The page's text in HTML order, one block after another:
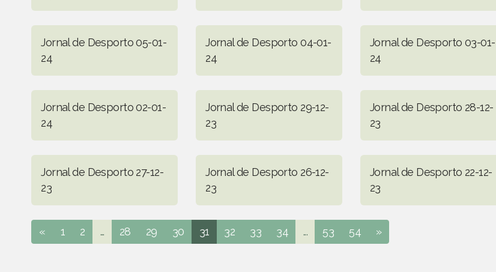
Jornal de Desporto 05-01-
24
Jornal de Desporto 04-01-
24
Jornal de Desporto 03-01-
24
Jornal de Desporto 02-01-
24
Jornal de Desporto 29-12-
23
Jornal de Desporto 28-12-
23
Jornal de Desporto 27-12-
23
Jornal de Desporto 26-12-
23
Jornal de Desporto 22-12-
23
« 1 2 ... 28 29 30 31 32 33 34 ... 53 54 »